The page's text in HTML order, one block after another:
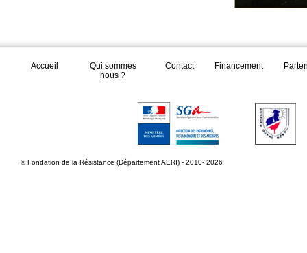
Accueil
Qui sommes
nous ?
Contact Financement
© Fondation de la Résistance (Département AERI) - 2010- 2026